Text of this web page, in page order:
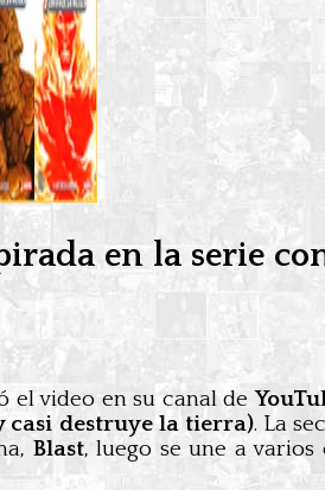
en la serie
el video en su canal de
casi destruye la tierra). La
Blast, luego se une a